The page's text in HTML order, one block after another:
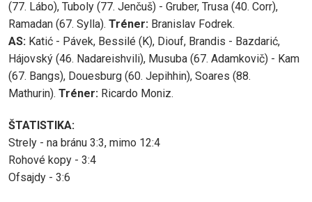
(77. Lábo), Tuboly (77. Jenčuš) - Gruber, Trusa (40. Corr),
Ramadan (67. Sylla). Tréner: Branislav Fodrek.
AS: Katić - Pávek, Bessilé (K), Diouf, Brandis - Bazdarić,
Hájovský (46. Nadareishvili), Musuba (67. Adamkovič) - Kam
(67. Bangs), Douesburg (60. Jepihhin), Soares (88.
Mathurin). Tréner: Ricardo Moniz.
ŠTATISTIKA:
Strely - na bránu 3:3, mimo 12:4
Rohové kopy - 3:4
Ofsajdy - 3:6